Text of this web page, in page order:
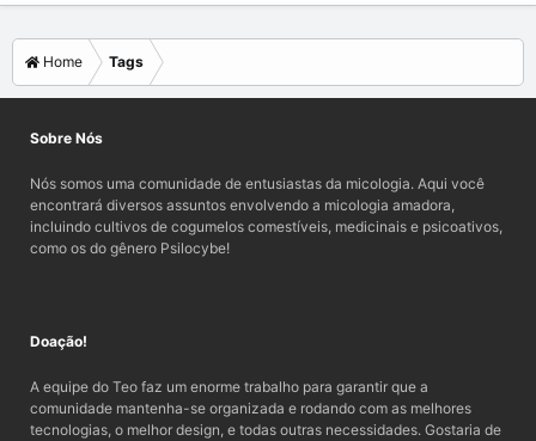
Home Tags
Sobre Nós
Nós somos uma comunidade de entusiastas da micologia. Aqui você
encontrará diversos assuntos envolvendo a micologia amadora,
incluindo cultivos de cogumelos comestíveis, medicinais e psicoativos,
como os do gênero Psilocybe!
Doação!
A equipe do Teo faz um enorme trabalho para garantir que a
comunidade mantenha-se organizada e rodando com as melhores
tecnologias, o melhor design, e todas outras necessidades. Gostaria de